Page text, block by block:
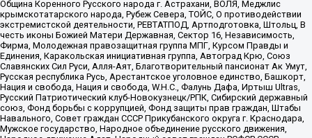
Община Коренного Русского народа г. Астрахани, ВОЛЯ, Меджлис
крымскотатарского народа, Рубеж Севера, ТОЙС, О противодействии
экстремистской деятельности, РЕВТАТПОД, Артподготовка, Штольц, В
честь иконы Божией Матери Державная, Сектор 16, Независимость,
Фирма, Молодежная правозащитная группа МПГ, Курсом Правды и
Единения, Каракольская инициативная группа, Автоград Крю, Союз
Славянских Сил Руси, Алля-Аят, Благотворительный пансионат Ак Умут,
Русская республика Русь, Арестантское уголовное единство, Башкорт,
Нация и свобода, Нация и свобода, W.H.С., Фалунь Дафа, Иртыш Ultras,
Русский Патриотический клуб-Новокузнецк/РПК, Сибирский державный
союз, Фонд борьбы с коррупцией, Фонд защиты прав граждан, Штабы
Навального, Совет граждан СССР Прикубанского округа г. Краснодара,
Мужское государство, Народное объединение русского движения,